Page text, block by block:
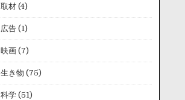
取材(4)
広告(1)
映画(7)
生き物 (75)
科学(51)